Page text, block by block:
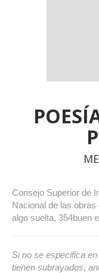
Consejo Superior de
Nacional de las
algo suelta, 354buen
Si no se especifica
tienen subrayados,